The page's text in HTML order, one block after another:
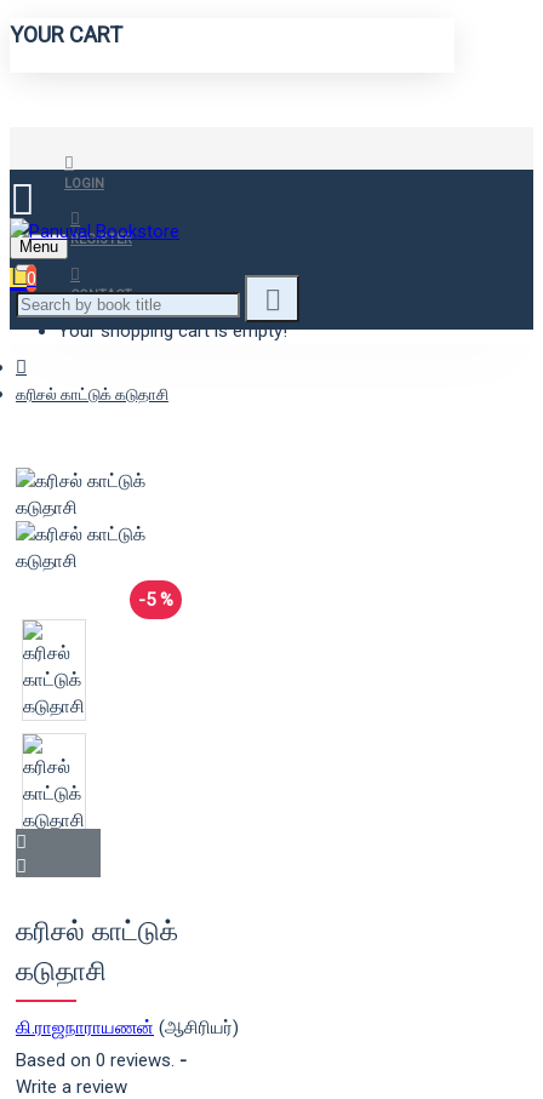
YOUR CART
LOGIN
REGISTER
CONTACT
Menu
0
Your shopping cart is empty!
கரிசல் காட்டுக் கடுதாசி
-5 %
கரிசல் காட்டுக்
கடுதாசி
கி.ராஜநாராயணன் (ஆசிரியர்)
Based on 0 reviews. -
Write a review